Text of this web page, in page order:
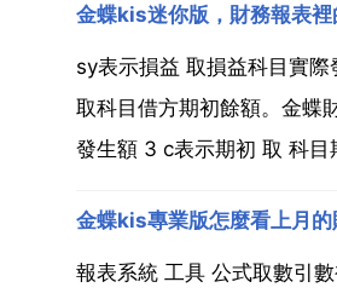
金蝶kis迷你版，財務報表
sy表示損益 取損益科目實
取科目借方期初餘額。金蝶
發生額 3 c表示期初 取 科
金蝶kis專業版怎麼看上月的
報表系統 工具 公式取數引